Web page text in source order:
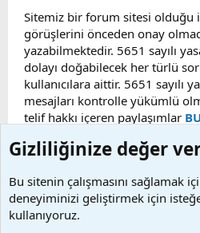
Sitemiz bir forum sitesi olduğu
görüşlerini önceden onay
yazabilmektedir. 5651 sayılı
dolayı doğabilecek her türlü
kullanıcılara aittir. 5651 sayılı
mesajları kontrolle yükümlü
telif hakkı içeren paylaşımlar
kaldırılacaktır. Sitemizde
alınmaktadır. Telif hakları
Videoların hiç biri
Gizliliğinize değer
Bu sitenin çalışmasını sağlamak
deneyiminizi geliştirmek için
kullanıyoruz.